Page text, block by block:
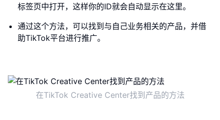
标签页中打开，这样你的ID就会自动显示在这里。
通过这个方法，可以找到与自己业务相关的产品，并借
助TikTok平台进行推广。
在TikTok Creative Center找到产品的方法